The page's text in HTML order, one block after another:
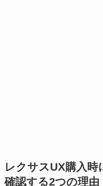
レクサスUX購入時
確認する2つの理由